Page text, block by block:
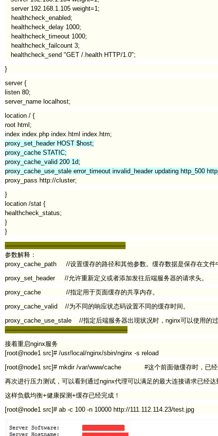
server 192.168.1.105 weight=1;
healthcheck_enabled;
healthcheck_delay 1000;
healthcheck_timeout 1000;
healthcheck_failcount 3;
healthcheck_send "GET /.health HTTP/1.0";
}
server {
listen 80;
server_name localhost;
location / {
root html;
index index.php index.html index.htm;
proxy_set_header HOST $host;
proxy_cache STATIC;
proxy_cache_valid 200 1d;
proxy_cache_use_stale error_timeout invalid_header updating http_500
proxy_pass http://cluster;
}
location /stat {
healthcheck_status;
}
}
--------------------------------------------------------------
参数解释：
proxy_cache_path //设置缓存的路径和其他参数。缓存数据是保存在文件
proxy_set_header //允许重新定义或者添加发往后端服务器的请求头。
proxy_cache //指定用于页面缓存的共享内存。
proxy_cache_valid //为不同的响应状态码设置不同的缓存时间。
proxy_cache_use_stale //指定后端服务器出现状况时，nginx可以使用的
---------------------------------------------------------------
接着重启nginx服务
[root@node1 src]# /usr/local/nginx/sbin/nginx -s reload
[root@node1 src]# mkdir /var/www/cache #这个前面做缓存时，已经
再次进行压力测试，可以看到通过nginx代理可以满足的最大连接请求已经
这样负载均衡+健康探测+缓存已经完成！
[root@node1 src]# ab -c 100 -n 10000 http://111.112.114.23/test.jpg